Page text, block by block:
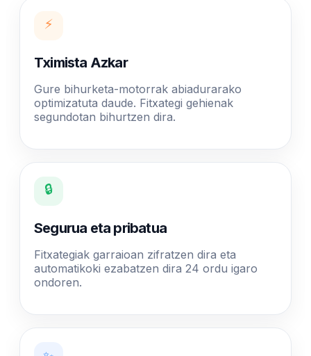
⚡
Tximista Azkar
Gure bihurketa-motorrak abiadurarako
optimizatuta daude. Fitxategi gehienak
segundotan bihurtzen dira.
🔒
Segurua eta pribatua
Fitxategiak garraioan zifratzen dira eta
automatikoki ezabatzen dira 24 ordu igaro
ondoren.